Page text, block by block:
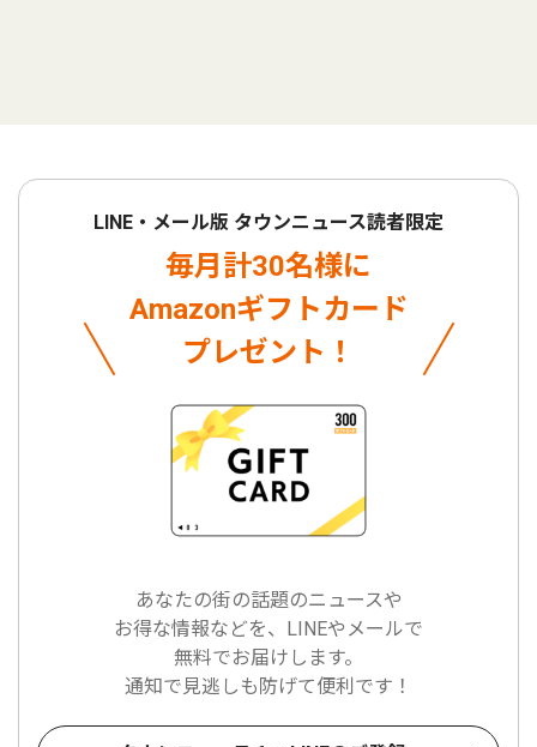
LINE・メール版 タウンニュース読者限定
毎月計30名様に
Amazonギフトカード
プレゼント！
あなたの街の話題のニュースや
お得な情報などを、LINEやメールで
無料でお届けします。
通知で見逃しも防げて便利です！